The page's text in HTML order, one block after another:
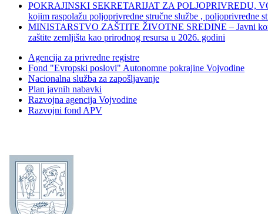
POKRAJINSKI SEKRETARIJAT ZA POLJOPRIVREDU,
kojim raspolažu poljoprivredne stručne službe , poljoprivredne
MINISTARSTVO ZAŠTITE ŽIVOTNE SREDINE – Javni
zaštite zemljišta kao prirodnog resursa u 2026. godini
Agencija za privredne registre
Fond "Evropski poslovi" Autonomne pokrajine Vojvodine
Nacionalna služba za zapošljavanje
Plan javnih nabavki
Razvojna agencija Vojvodine
Razvojni fond APV